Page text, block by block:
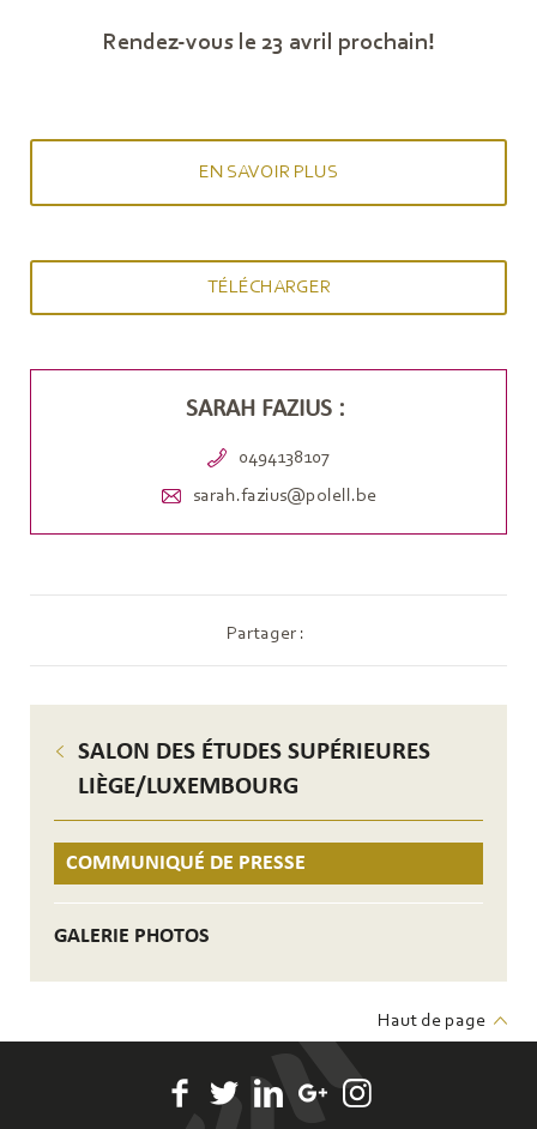
SALON DES ÉTUDES SUPÉRIEURES
LIÈGE/LUXEMBOURG
COMMUNIQUÉ DE PRESSE
GALERIE PHOTOS
Rendez-vous le 23 avril prochain!
EN SAVOIR PLUS
TÉLÉCHARGER
SARAH FAZIUS :
0494138107
sarah.fazius@polell.be
Partager :
Haut de page